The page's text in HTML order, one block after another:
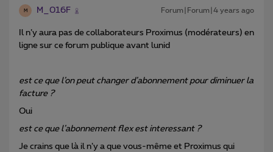
M M_016F Forum|Forum|4 years ago
Il n’y aura pas de collaborateurs Proximus (modérateurs) en
ligne sur ce forum publique avant lunid
est ce que l’on peut changer d’abonnement pour diminuer la
facture ?
Oui
est ce que l’abonnement flex est interessant ?
Je crains que là il n’y a que vous-même et Proximus qui